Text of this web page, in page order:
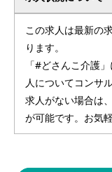
この求人は最新の
ります。
「#どさんこ介護
人についてコンサ
求人がない場合は
が可能です。お気